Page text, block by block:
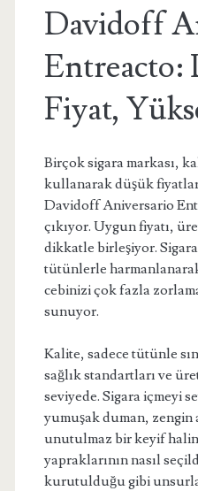
Davidoff
Entreacto:
Fiyat,
Birçok sigara markası,
kullanarak düşük fiyatlar
Davidoff Aniversario
çıkıyor. Uygun fiyatı,
dikkatle birleşiyor.
tütünlerle harmanlanarak
cebinizi çok fazla
sunuyor.
Kalite, sadece tütünle
sağlık standartları ve
seviyede. Sigara içmeyi
yumuşak duman, zengin
unutulmaz bir keyif
yapraklarının nasıl
kurutulduğu gibi